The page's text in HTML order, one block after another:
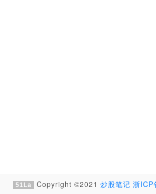
51La Copyright ©2021 炒股笔记 浙ICP